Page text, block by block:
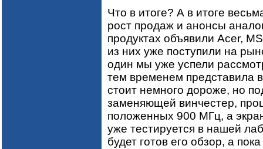
Что в итоге? А в итоге
рост продаж и анонсы
продуктах объявили Acer,
из них уже поступили на
один мы уже успели
тем временем представила
стоит немного дороже, но
заменяющей винчестер,
положенных 900 МГц, а
уже тестируется в нашей
будет готов его обзор, а